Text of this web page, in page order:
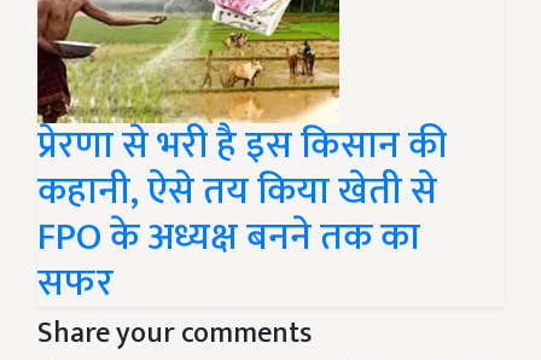
प्रेरणा से भरी है इस किसान की
कहानी, ऐसे तय किया खेती से
FPO के अध्यक्ष बनने तक का
सफर
Share your comments